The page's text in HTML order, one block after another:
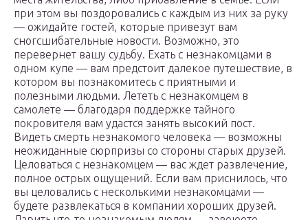
при этом вы поздоровались с каждым из них за руку
— ожидайте гостей, которые привезут вам
сногсшибательные новости. Возможно, это
перевернет вашу судьбу. Ехать с незнакомцами в
одном купе — вам предстоит далекое путешествие, в
котором вы познакомитесь с приятными и
полезными людьми. Лететь с незнакомцем в
самолете — благодаря поддержке тайного
покровителя вам удастся занять высокий пост.
Видеть смерть незнакомого человека — возможны
неожиданные сюрпризы со стороны старых друзей.
Целоваться с незнакомцем — вас ждет развлечение,
полное острых ощущений. Если вам приснилось, что
вы целовались с несколькими незнакомцами —
будете развлекаться в компании хороших друзей.